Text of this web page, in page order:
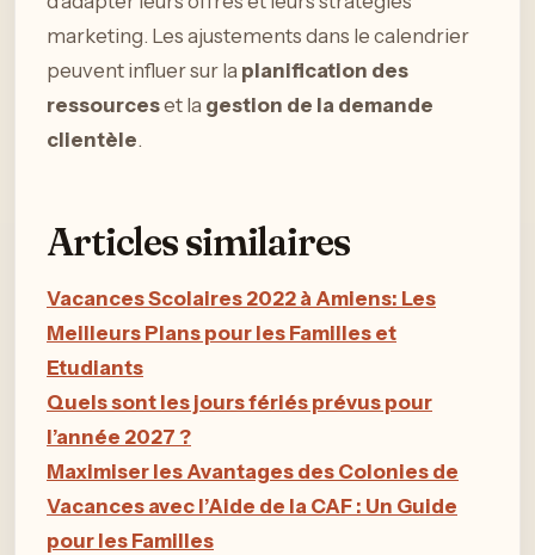
marketing. Les ajustements dans le calendrier
peuvent influer sur la planification des
ressourceset la gestion de la demande
clientèle.
Articles similaires
Vacances Scolaires 2022 à Amiens: Les
Meilleurs Plans pour les Familles et
Etudiants
Quels sont les jours fériés prévus pour
l’année 2027 ?
Maximiser les Avantages des Colonies de
Vacances avec l’Aide de la CAF : Un Guide
pour les Familles